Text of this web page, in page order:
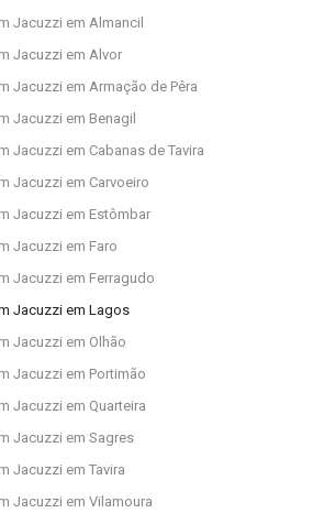
Jacuzzi em Almancil
Jacuzzi em Alvor
Jacuzzi em Armação de Pêra
Jacuzzi em Benagil
Jacuzzi em Cabanas de Tavira
Jacuzzi em Carvoeiro
Jacuzzi em Estômbar
Jacuzzi em Faro
Jacuzzi em Ferragudo
Jacuzzi em Lagos
Jacuzzi em Olhão
Jacuzzi em Portimão
Jacuzzi em Quarteira
Jacuzzi em Sagres
Jacuzzi em Tavira
Jacuzzi em Vilamoura